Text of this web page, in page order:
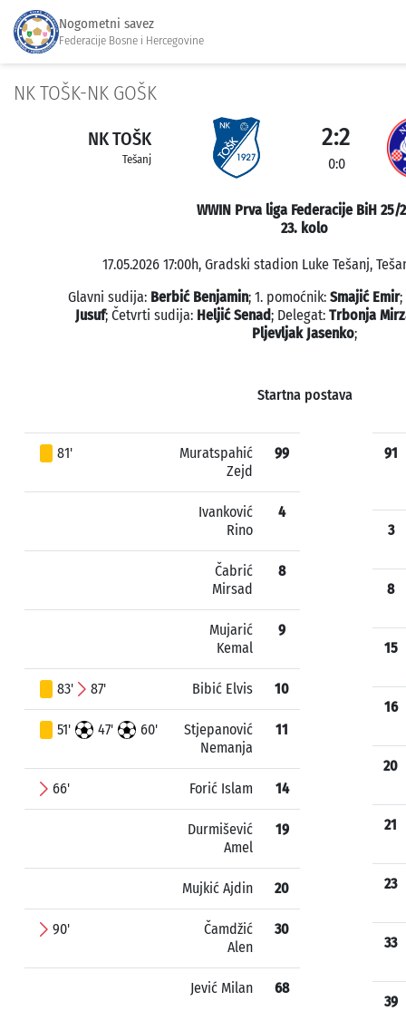
Nogometni savez
Federacije Bosne i Hercegovine
NK TOŠK-NK GOŠK
NK TOŠK
Tešanj
2:2
0:0
WWIN Prva liga Federacije BiH 25/
23. kolo
17.05.2026 17:00h, Gradski stadion Luke Tešanj,
Glavni sudija: Berbić Benjamin; 1. pomoćnik: Smajić Emir;
Jusuf; Četvrti sudija: Heljić Senad; Delegat: Trbonja
Pljevljak Jasenko;
Startna postava
81'
Muratspahić
Zejd
99
Ivanković
Rino
4
Čabrić
Mirsad
8
Mujarić
Kemal
9
83' 87' Bibić Elvis 10
51' 47' 60'
Stjepanović
Nemanja
11
66' Forić Islam 14
Durmišević
Amel
19
Mujkić Ajdin 20
90'
Čamdžić
Alen
30
Jević Milan 68
91
3
8
15
16
20
21
23
33
39